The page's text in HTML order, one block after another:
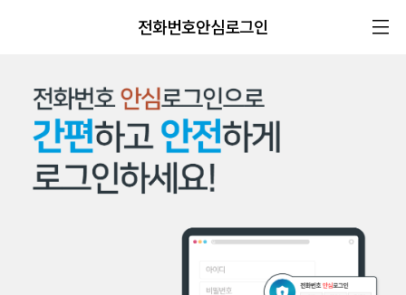
전화번호안심로그인